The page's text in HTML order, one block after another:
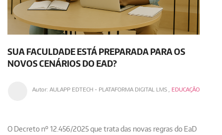
SUA FACULDADE ESTÁ PREPARADA PARA OS
NOVOS CENÁRIOS DO EAD?
Autor: AULAPP EDTECH - PLATAFORMA DIGITAL LMS, EDUCAÇÃO
O Decreto nº 12.456/2025 que trata das novas regras do EaD